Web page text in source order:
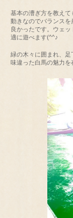
基本の漕ぎ方を教え
動きなのでバランス
良かったです。ウェ
適に遊べます(^^♪
緑の木々に囲まれ、
味違った白馬の魅力